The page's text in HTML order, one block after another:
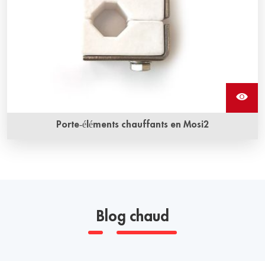
Porte-éléments chauffants en Mosi2
Blog chaud